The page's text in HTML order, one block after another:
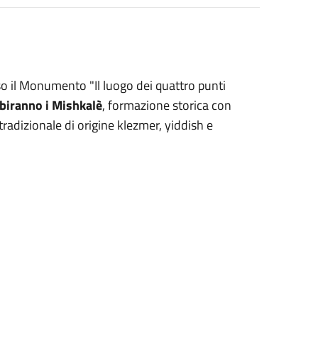
il Monumento "Il luogo dei quattro punti
i Mishkalè, formazione storica con
di origine klezmer, yiddish e